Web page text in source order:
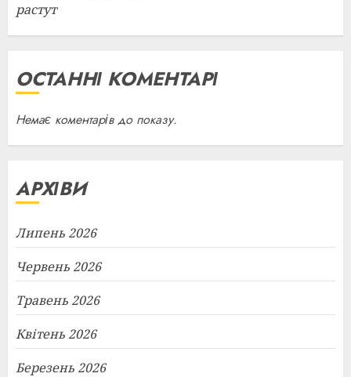
растут
ОСТАННІ КОМЕНТАРІ
Немає коментарів до показу.
АРХІВИ
Липень 2026
Червень 2026
Травень 2026
Квітень 2026
Березень 2026